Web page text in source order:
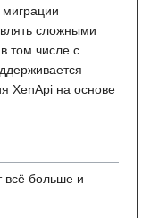
сложными
том числе с
XenApi на основе
всё больше и